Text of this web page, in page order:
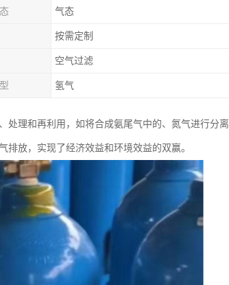
气态
按需定制
空气过滤
氢气
处理和再利用，如将合成氨尾气中的、氮气进行分离
放，实现了经济效益和环境效益的双赢。